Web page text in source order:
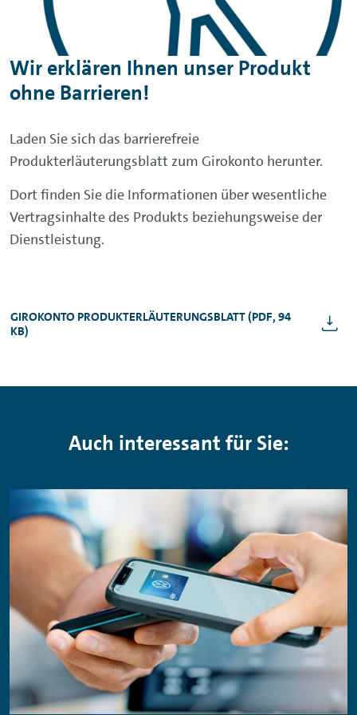
Banking unverändert kostenfrei.
Wir erklären Ihnen unser Produkt
ohne Barrieren!
Laden Sie sich das barrierefreie
Produkterläuterungsblatt zum Girokonto herunter.
Dort finden Sie die Informationen über wesentliche
Vertragsinhalte des Produkts beziehungsweise der
Dienstleistung.
GIROKONTO PRODUKTERLÄUTERUNGSBLATT (PDF, 94
KB)
Auch interessant für Sie: